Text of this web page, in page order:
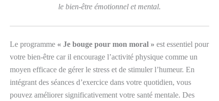
le bien-être émotionnel et mental.
Le programme « Je bouge pour mon moral » est essentiel pour
votre bien-être car il encourage l’activité physique comme un
moyen efficace de gérer le stress et de stimuler l’humeur. En
intégrant des séances d’exercice dans votre quotidien, vous
pouvez améliorer significativement votre santé mentale. Des